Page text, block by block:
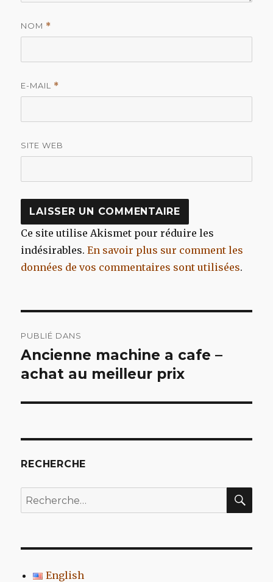
NOM *
E-MAIL *
SITE WEB
Ce site utilise Akismet pour réduire les
indésirables.En savoir plus sur comment les
données de vos commentaires sont utilisées.
de
l’article
PUBLIÉ DANS
Ancienne machine a cafe –
achat au meilleur prix
RECHERCHE
Recherche
pour
English